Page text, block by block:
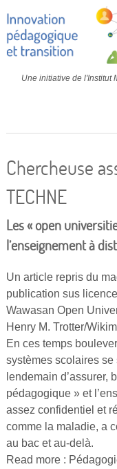
Une initiative de l'Institut
Chercheuse
TECHNE
Les « open
l’enseignement à
Un article repris du
publication sus
Wawasan Open
Henry M. Trotter/
En ces temps
systèmes scolaires
lendemain d’assurer,
pédagogique » et
assez confidentiel et
comme la maladie, a
au bac et au-delà.
Read more :